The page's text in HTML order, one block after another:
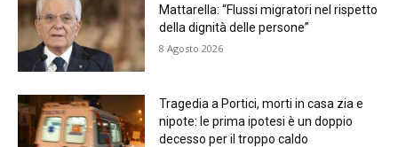
Mattarella: “Flussi migratori nel rispetto
della dignità delle persone”
8 Agosto 2026
Tragedia a Portici, morti in casa zia e
nipote: le prima ipotesi è un doppio
decesso per il troppo caldo